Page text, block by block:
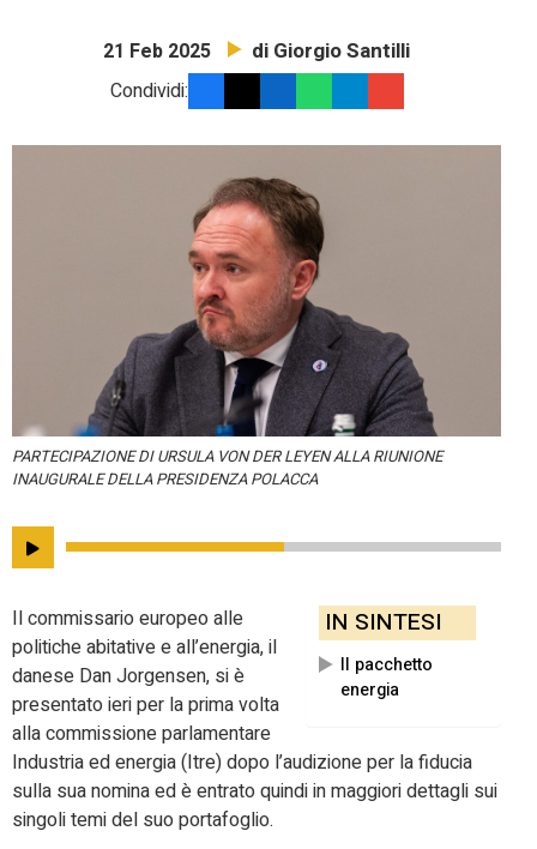
21 Feb 2025 di Giorgio Santilli
Condividi:
PARTECIPAZIONE DI URSULA VON DER LEYEN ALLA RIUNIONE
INAUGURALE DELLA PRESIDENZA POLACCA
IN SINTESI
Il pacchetto
energia
Il commissario europeo alle
politiche abitative e all’energia, il
danese Dan Jorgensen, si è
presentato ieri per la prima volta
alla commissione parlamentare
Industria ed energia (Itre) dopo l’audizione per la fiducia
sulla sua nomina ed è entrato quindi in maggiori dettagli sui
singoli temi del suo portafoglio.